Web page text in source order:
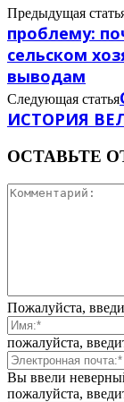
Предыдущая
проблему:
сельском
выводам
Следующая статья
ИСТОРИЯ
ОСТАВЬТЕ
Пожалуйста,
пожалуйста,
Вы ввели
пожалуйста,